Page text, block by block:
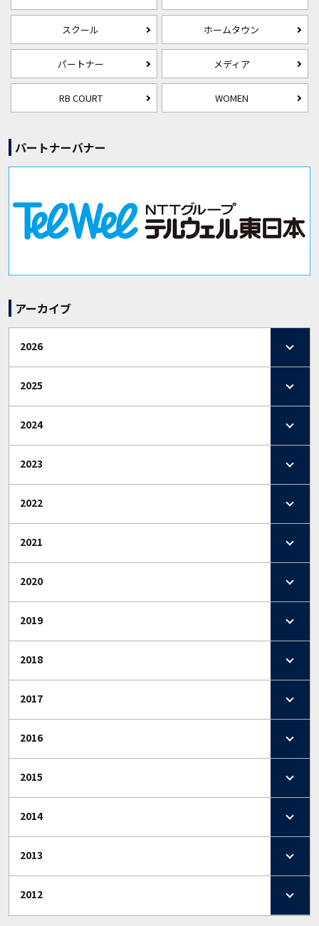
スクール ホームタウン
パートナー メディア
RB COURT WOMEN
パートナーバナー
アーカイブ
2026
2025
2024
2023
2022
2021
2020
2019
2018
2017
2016
2015
2014
2013
2012